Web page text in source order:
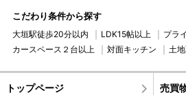
こだわり条件から探す
大垣駅徒歩20分以内 LDK15帖以上
プラ
カースペース２台以上
対面キッチン 土
トップページ 売買